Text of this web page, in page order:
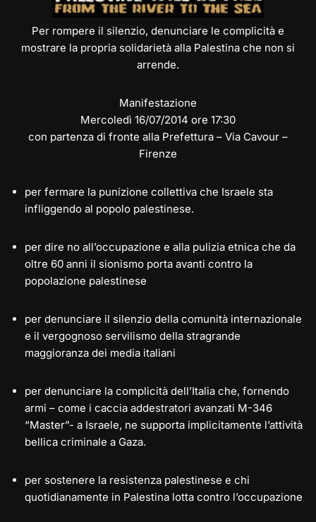
Per rompere il silenzio, denunciare le complicità e
mostrare la propria solidarietà alla Palestina che non si
arrende.
Manifestazione
Mercoledì 16/07/2014 ore 17:30
con partenza di fronte alla Prefettura – Via Cavour –
Firenze
per fermare la punizione collettiva che Israele sta
infliggendo al popolo palestinese.
per dire no all’occupazione e alla pulizia etnica che da
oltre 60 anni il sionismo porta avanti contro la
popolazione palestinese
per denunciare il silenzio della comunità internazionale
e il vergognoso servilismo della stragrande
maggioranza dei media italiani
per denunciare la complicità dell’Italia che, fornendo
armi – come i caccia addestratori avanzati M-346
“Master”- a Israele, ne supporta implicitamente l’attività
bellica criminale a Gaza.
per sostenere la resistenza palestinese e chi
quotidianamente in Palestina lotta contro l’occupazione